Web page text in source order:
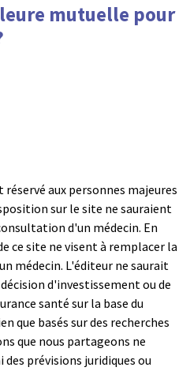
mutuelle pour
aux personnes majeures
sur le site ne sauraient
d'un médecin. En
ce site ne visent à remplacer la
médecin. L'éditeur ne saurait
d'investissement ou de
santé sur la base du
que basés sur des recherches
que nous partageons ne
prévisions juridiques ou